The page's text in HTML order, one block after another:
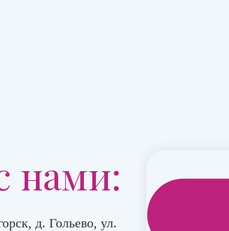
нами:
д. Гольево, ул.